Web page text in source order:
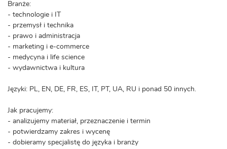
Branże:
- technologie i IT
- przemysł i technika
- prawo i administracja
- marketing i e-commerce
- medycyna i life science
- wydawnictwa i kultura
Języki: PL, EN, DE, FR, ES, IT, PT, UA, RU i ponad 50 innych.
Jak pracujemy:
- analizujemy materiał, przeznaczenie i termin
- potwierdzamy zakres i wycenę
- dobieramy specjalistę do języka i branży